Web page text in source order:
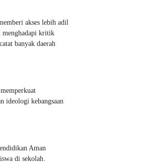
akses lebih adil
menghadapi kritik
banyak daerah
ideologi kebangsaan
Aman
di sekolah.